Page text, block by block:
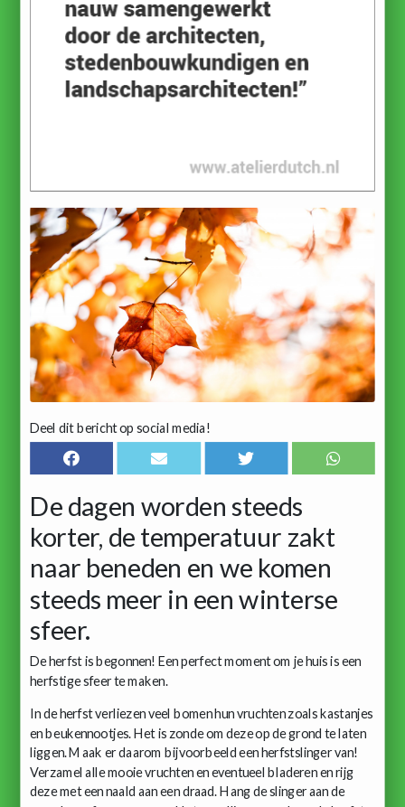
Deel dit bericht op social media!
De dagen worden steeds
korter, de temperatuur zakt
naar beneden en we komen
steeds meer in een winterse
sfeer.
De herfst is begonnen! Een perfect moment om je huis is een
herfstige sfeer te maken.
In de herfst verliezen veel bomen hun vruchten zoals kastanjes
en beukennootjes. Het is zonde om deze op de grond te laten
liggen. Maak er daarom bijvoorbeeld een herfstslinger van!
Verzamel alle mooie vruchten en eventueel bladeren en rijg
deze met een naald aan een draad. Hang de slinger aan de